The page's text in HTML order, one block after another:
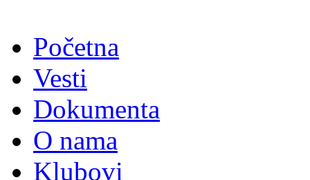
Početna
Vesti
Dokumenta
O nama
Klubovi